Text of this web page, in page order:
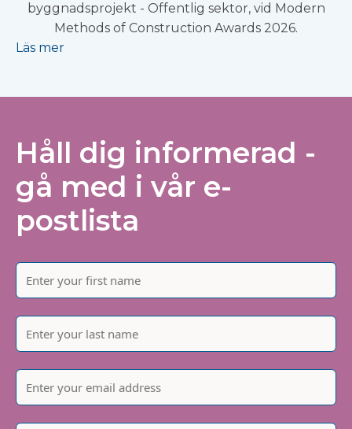
byggnadsprojekt - Offentlig sektor, vid Modern
Methods of Construction Awards 2026.
Läs mer
Håll dig informerad -
gå med i vår e-
postlista